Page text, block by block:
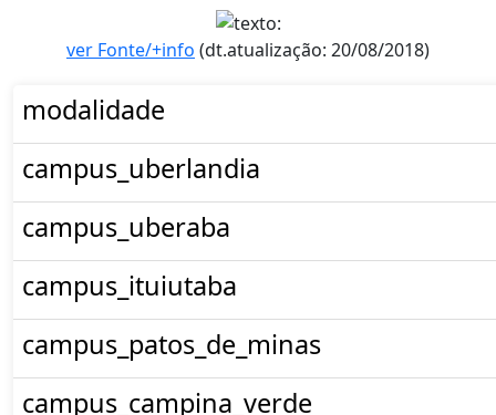
ver Fonte/+info (dt.atualização: 20/08/2018)
modalidade
campus_uberlandia
campus_uberaba
campus_ituiutaba
campus_patos_de_minas
campus_campina_verde